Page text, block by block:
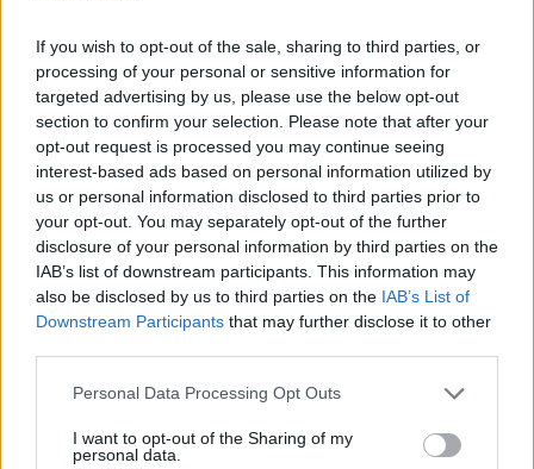
If you wish to opt-out of the sale, sharing to third parties, or
processing of your personal or sensitive information for
targeted advertising by us, please use the below opt-out
section to confirm your selection. Please note that after your
opt-out request is processed you may continue seeing
interest-based ads based on personal information utilized by
us or personal information disclosed to third parties prior to
your opt-out. You may separately opt-out of the further
disclosure of your personal information by third parties on the
IAB’s list of downstream participants. This information may
also be disclosed by us to third parties on the IAB’s List of
Downstream Participants that may further disclose it to other
Personal Data Processing Opt Outs
I want to opt-out of the Sharing of my
personal data.
Το FIAT 500 Hybrid τώρα από
18.990 ευρώ
Ατρόμητος και Novibet
συνεχίζουν μαζί: Ανανέωση της
συνεργασίας τους μέχρι το
18η συνεχόμενη χρονιά για τον ΟΤΕ στη διεθνή σειρά δεικτών
FTSE4Good
Alpha Bank: Για πρώτη φορά το Αρχαίο Θέατρο Επιδαύρου άνοιξε τις